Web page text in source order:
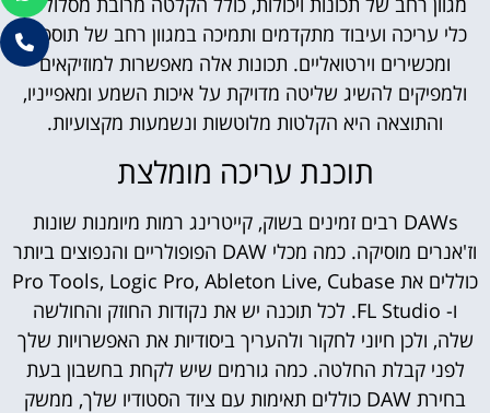
כלי עריכה ועיבוד מתקדמים ותמיכה במגוון רחב של תוספים
ומכשירים וירטואליים. תכונות אלה מאפשרות למוזיקאים
ולמפיקים להשיג שליטה מדויקת על איכות השמע ומאפייניו,
והתוצאה היא הקלטות מלוטשות ונשמעות מקצועיות.
תוכנת עריכה מומלצת
DAWs רבים זמינים בשוק, קייטרינג רמות מיומנות שונות
וז'אנרים מוסיקה. כמה מכלי DAW הפופולריים והנפוצים ביותר
כוללים את Pro Tools, Logic Pro, Ableton Live, Cubase
ו- FL Studio. לכל תוכנה יש את נקודות החוזק והחולשה
שלה, ולכן חיוני לחקור ולהעריך ביסודיות את האפשרויות שלך
לפני קבלת החלטה. כמה גורמים שיש לקחת בחשבון בעת
בחירת DAW כוללים תאימות עם ציוד הסטודיו שלך, ממשק